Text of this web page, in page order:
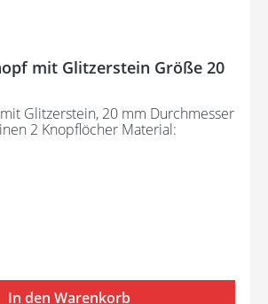
mit Glitzerstein Größe 20
Glitzerstein, 20 mm Durchmesser
2 Knopflöcher Material:
In den Warenkorb